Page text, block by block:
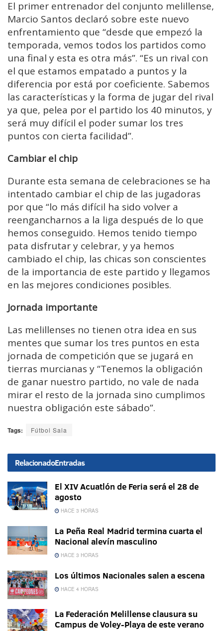
El primer entrenador del conjunto melillense,
Marcio Santos declaró sobre este nuevo
enfrentamiento que “desde que empezó la
temporada, vemos todos los partidos como
una final y esta es otra más”. “Es un rival con
el que estamos empatado a puntos y la
diferencia por está por coeficiente. Sabemos
las características y la forma de jugar del rival
ya que, pelea por el partido los 40 minutos, y
será muy difícil el poder sumar los tres
puntos con cierta facilidad”.
Cambiar el chip
Durante esta semana de celebraciones se ha
intentado cambiar el chip de las jugadoras
por que “lo más difícil ha sido volver a
reengancharnos a la liga después de lo que
hemos conseguido. Hemos tenido tiempo
pata disfrutar y celebrar, y ya hemos
cambiado el chip, las chicas son conscientes
de la importancia de este partido y llegamos
en las mejores condiciones posibles.
Jornada importante
Las melillenses no tienen otra idea en sus
mentes que sumar los tres puntos en esta
jornada de competición que se jugará en
tierras murcianas y “Tenemos la obligación
de ganar nuestro partido, no vale de nada
mirar el resto de la jornada sino cumplimos
nuestra obligación este sábado”.
Tags: Fútbol Sala
RelacionadoEntradas
El XIV Acuatlón de Feria será el 28 de
agosto
HACE 3 HORAS
La Peña Real Madrid termina cuarta el
Nacional alevín masculino
HACE 3 HORAS
Los últimos Nacionales salen a escena
HACE 4 HORAS
La Federación Melillense clausura su
Campus de Voley-Playa de este verano